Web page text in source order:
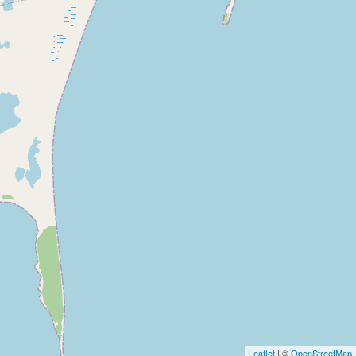
Leaflet | ©OpenStreetMap